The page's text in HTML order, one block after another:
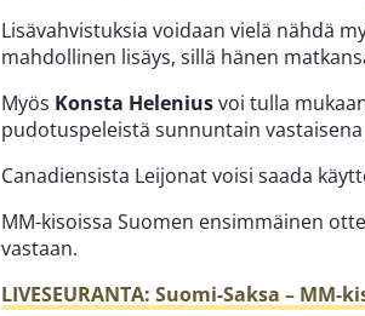
Lisävahvistuksia voidaan vielä nähdä
mahdollinen lisäys, sillä hänen
Myös Konsta Heleniusvoi tulla
pudotuspeleistä sunnuntain
Canadiensista Leijonat voisi saada
MM-kisoissa Suomen ensimmäinen
vastaan.
LIVESEURANTA: Suomi-Saksa –